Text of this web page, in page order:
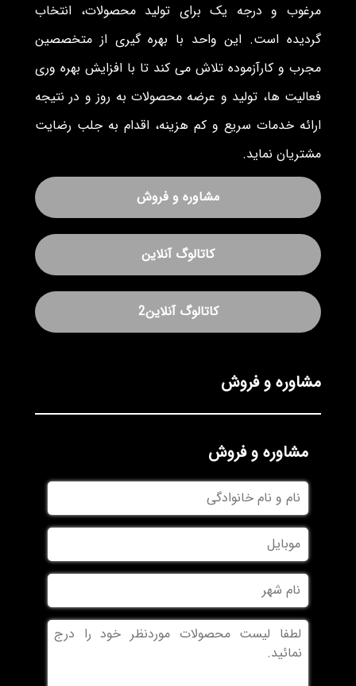
مرغوب و درجه یک برای تولید محصولات، انتخاب
گردیده است. این واحد با بهره گیری از متخصصین
مجرب و کارآزموده تلاش می کند تا با افزایش بهره وری
فعالیت ها، تولید و عرضه محصولات به روز و در نتیجه
ارائه خدمات سریع و کم هزینه، اقدام به جلب رضایت
مشتریان نماید.
مشاوره و فروش
کاتالوگ آنلاین
کاتالوگ آنلاین2
مشاوره و فروش
مشاوره و فروش
نام
و
نام
خانوادگی
موبایل
نام
شهر
بدون
عنوان